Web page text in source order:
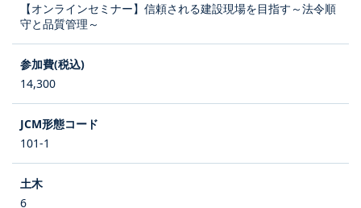
【オンラインセミナー】信頼される建設現場を目指す～法令順
守と品質管理～
14,300
101-1
6